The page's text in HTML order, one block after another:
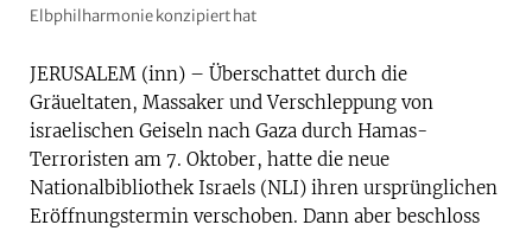
Elbphilharmonie konzipiert hat
JERUSALEM (inn) – Überschattet durch die
Gräueltaten, Massaker und Verschleppung von
israelischen Geiseln nach Gaza durch Hamas-
Terroristen am 7. Oktober, hatte die neue
Nationalbibliothek Israels (NLI) ihren ursprünglichen
Eröffnungstermin verschoben. Dann aber beschloss